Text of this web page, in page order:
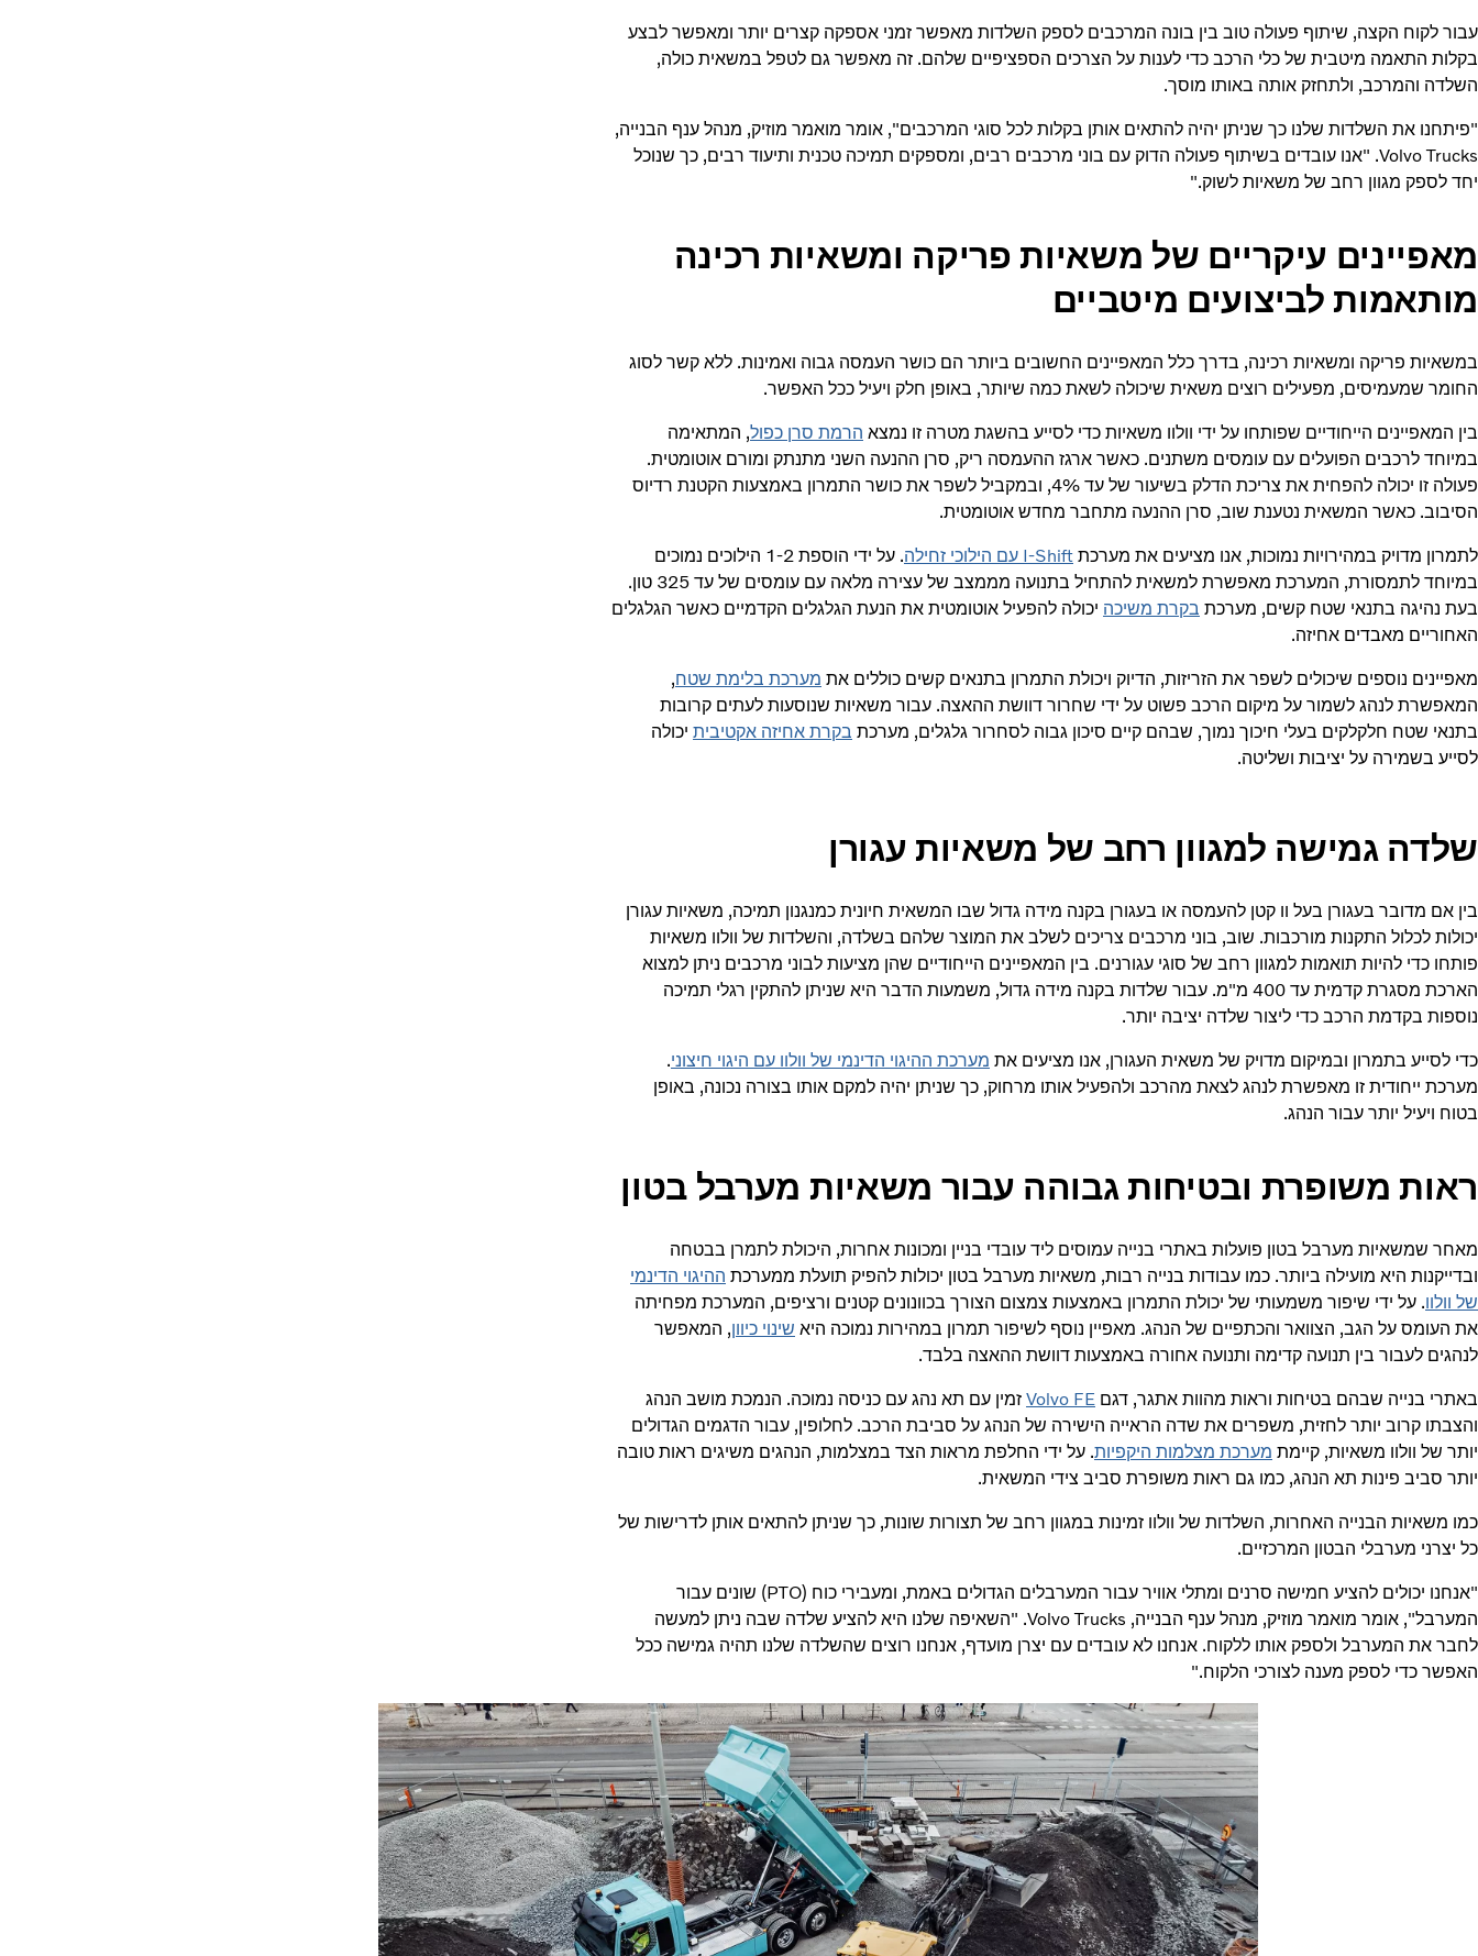
עבור לקוח הקצה, שיתוף פעולה טוב בין בונה המרכבים לספק השלדות מאפשר זמני אספקה קצרים יותר ומאפשר לבצע
בקלות התאמה מיטבית של כלי הרכב כדי לענות על הצרכים הספציפיים שלהם. זה מאפשר גם לטפל במשאית כולה,
השלדה והמרכב, ולתחזק אותה באותו מוסך.
"פיתחנו את השלדות שלנו כך שניתן יהיה להתאים אותן בקלות לכל סוגי המרכבים", אומר מואמר מוזיק, מנהל ענף הבנייה,
Volvo Trucks. "אנו עובדים בשיתוף פעולה הדוק עם בוני מרכבים רבים, ומספקים תמיכה טכנית ותיעוד רבים, כך שנוכל
יחד לספק מגוון רחב של משאיות לשוק."
מאפיינים עיקריים של משאיות פריקה ומשאיות רכינה
מותאמות לביצועים מיטביים
במשאיות פריקה ומשאיות רכינה, בדרך כלל המאפיינים החשובים ביותר הם כושר העמסה גבוה ואמינות. ללא קשר לסוג
החומר שמעמיסים, מפעילים רוצים משאית שיכולה לשאת כמה שיותר, באופן חלק ויעיל ככל האפשר.
בין המאפיינים הייחודיים שפותחו על ידי וולוו משאיות כדי לסייע בהשגת מטרה זו נמצא הרמת סרן כפול, המתאימה
במיוחד לרכבים הפועלים עם עומסים משתנים. כאשר ארגז ההעמסה ריק, סרן ההנעה השני מתנתק ומורם אוטומטית.
פעולה זו יכולה להפחית את צריכת הדלק בשיעור של עד 4%, ובמקביל לשפר את כושר התמרון באמצעות הקטנת רדיוס
הסיבוב. כאשר המשאית נטענת שוב, סרן ההנעה מתחבר מחדש אוטומטית.
לתמרון מדויק במהירויות נמוכות, אנו מציעים את מערכת I-Shift עם הילוכי זחילה
. על ידי הוספת 1-2 הילוכים נמוכים
במיוחד לתמסורת, המערכת מאפשרת למשאית להתחיל בתנועה מממצב של עצירה מלאה עם עומסים של עד 325 טון.
בעת נהיגה בתנאי שטח קשים, מערכת בקרת משיכה יכולה להפעיל אוטומטית את הנעת הגלגלים הקדמיים כאשר הגלגלים
האחוריים מאבדים אחיזה.
מאפיינים נוספים שיכולים לשפר את הזריזות, הדיוק ויכולת התמרון בתנאים קשים כוללים את מערכת בלימת שטח,
המאפשרת לנהג לשמור על מיקום הרכב פשוט על ידי שחרור דוושת ההאצה. עבור משאיות שנוסעות לעתים קרובות
בתנאי שטח חלקלקים בעלי חיכוך נמוך, שבהם קיים סיכון גבוה לסחרור גלגלים, מערכת בקרת אחיזה אקטיבית יכולה
לסייע בשמירה על יציבות ושליטה.
שלדה גמישה למגוון רחב של משאיות עגורן
בין אם מדובר בעגורן בעל וו קטן להעמסה או בעגורן בקנה מידה גדול שבו המשאית חיונית כמנגנון תמיכה, משאיות עגורן
יכולות לכלול התקנות מורכבות. שוב, בוני מרכבים צריכים לשלב את המוצר שלהם בשלדה, והשלדות של וולוו משאיות
פותחו כדי להיות תואמות למגוון רחב של סוגי עגורנים. בין המאפיינים הייחודיים שהן מציעות לבוני מרכבים ניתן למצוא
הארכת מסגרת קדמית עד 400 מ"מ. עבור שלדות בקנה מידה גדול, משמעות הדבר היא שניתן להתקין רגלי תמיכה
נוספות בקדמת הרכב כדי ליצור שלדה יציבה יותר.
כדי לסייע בתמרון ובמיקום מדויק של משאית העגורן, אנו מציעים את מערכת ההיגוי הדינמי של וולוו עם היגוי חיצוני.
מערכת ייחודית זו מאפשרת לנהג לצאת מהרכב ולהפעיל אותו מרחוק, כך שניתן יהיה למקם אותו בצורה נכונה, באופן
בטוח ויעיל יותר עבור הנהג.
ראות משופרת ובטיחות גבוהה עבור משאיות מערבל בטון
מאחר שמשאיות מערבל בטון פועלות באתרי בנייה עמוסים ליד עובדי בניין ומכונות אחרות, היכולת לתמרן בבטחה
ובדייקנות היא מועילה ביותר. כמו עבודות בנייה רבות, משאיות מערבל בטון יכולות להפיק תועלת ממערכת ההיגוי הדינמי
של וולוו. על ידי שיפור משמעותי של יכולת התמרון באמצעות צמצום הצורך בכוונונים קטנים ורציפים, המערכת מפחיתה
את העומס על הגב, הצוואר והכתפיים של הנהג. מאפיין נוסף לשיפור תמרון במהירות נמוכה היא שינוי כיוון, המאפשר
לנהגים לעבור בין תנועה קדימה ותנועה אחורה באמצעות דוושת ההאצה בלבד.
באתרי בנייה שבהם בטיחות וראות מהוות אתגר, דגם Volvo FE זמין עם תא נהג עם כניסה נמוכה. הנמכת מושב הנהג
והצבתו קרוב יותר לחזית, משפרים את שדה הראייה הישירה של הנהג על סביבת הרכב. לחלופין, עבור הדגמים הגדולים
יותר של וולוו משאיות, קיימת מערכת מצלמות היקפיות. על ידי החלפת מראות הצד במצלמות, הנהגים משיגים ראות טובה
יותר סביב פינות תא הנהג, כמו גם ראות משופרת סביב צידי המשאית.
כמו משאיות הבנייה האחרות, השלדות של וולוו זמינות במגוון רחב של תצורות שונות, כך שניתן להתאים אותן לדרישות של
כל יצרני מערבלי הבטון המרכזיים.
"אנחנו יכולים להציע חמישה סרנים ומתלי אוויר עבור המערבלים הגדולים באמת, ומעבירי כוח (PTO) שונים עבור
המערבל", אומר מואמר מוזיק, מנהל ענף הבנייה, Volvo Trucks. "השאיפה שלנו היא להציע שלדה שבה ניתן למעשה
לחבר את המערבל ולספק אותו ללקוח. אנחנו לא עובדים עם יצרן מועדף, אנחנו רוצים שהשלדה שלנו תהיה גמישה ככל
האפשר כדי לספק מענה לצורכי הלקוח."